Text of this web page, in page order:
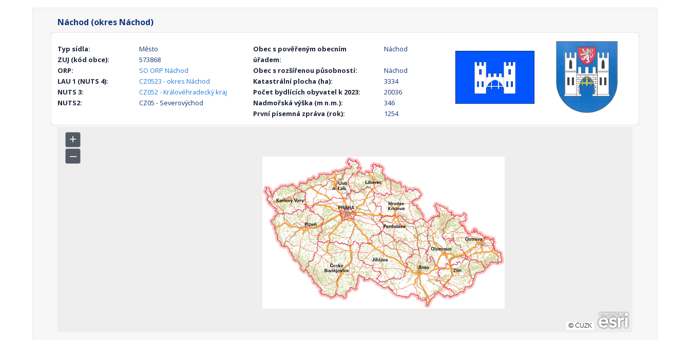
Náchod (okres Náchod)
Typ sídla:
Město
ZUJ (kód obce):
573868
ORP:
SO ORP Náchod
LAU 1 (NUTS 4):
CZ0523 - okres Náchod
NUTS 3:
CZ052 - Královéhradecký kraj
NUTS2:
CZ05 - Severovýchod
Obec s pověřeným obecním
úřadem:
Náchod
Obec s rozšířenou působností:
Náchod
Katastrální plocha (ha):
3334
Počet bydlících obyvatel k 2023:
20036
Nadmořská výška (m n.m.):
346
První písemná zpráva (rok):
1254